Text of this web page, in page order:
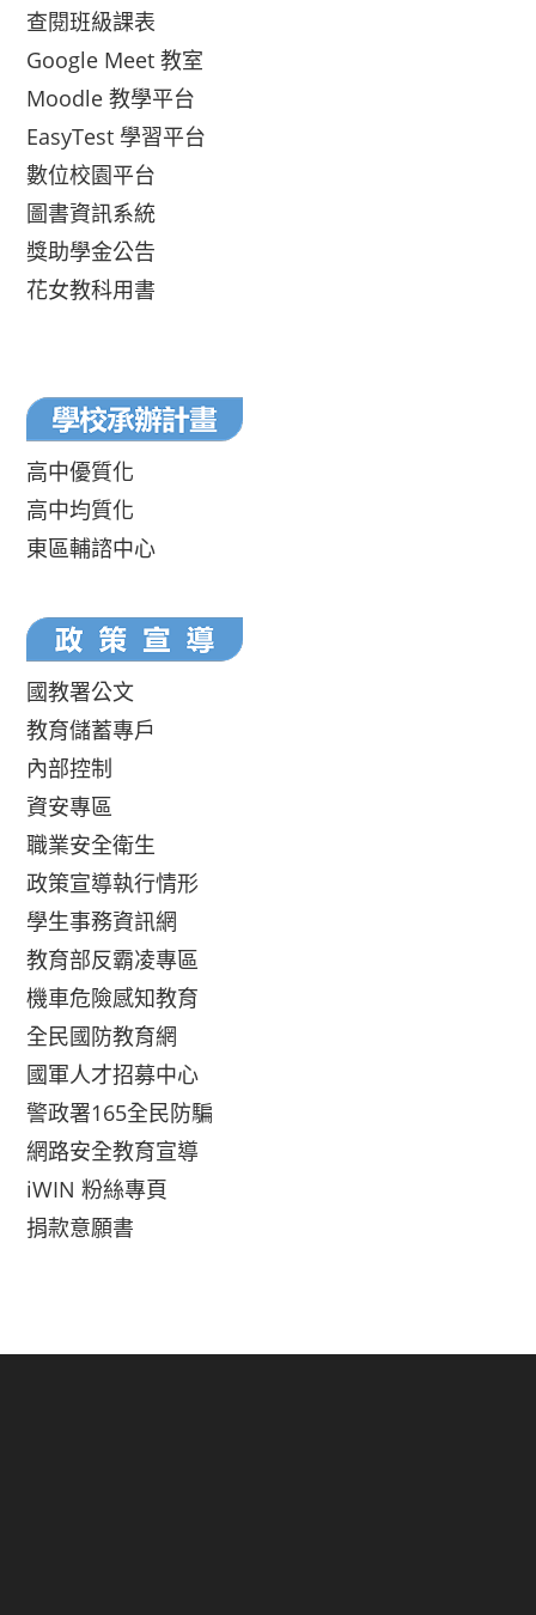
查閱班級課表
Google Meet 教室
Moodle 教學平台
EasyTest 學習平台
數位校園平台
圖書資訊系統
獎助學金公告
花女教科用書
高中優質化
高中均質化
東區輔諮中心
國教署公文
教育儲蓄專戶
內部控制
資安專區
職業安全衛生
政策宣導執行情形
學生事務資訊網
教育部反霸凌專區
機車危險感知教育
全民國防教育網
國軍人才招募中心
警政署165全民防騙
網路安全教育宣導
iWIN 粉絲專頁
捐款意願書